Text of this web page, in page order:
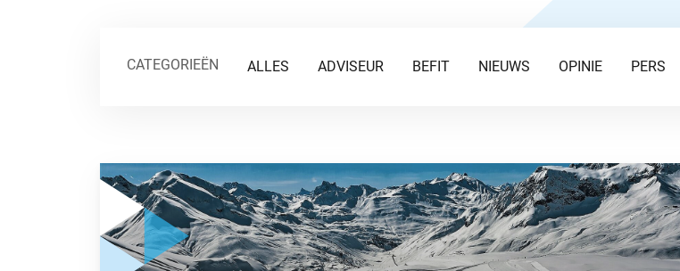
CATEGORIEËN ALLES ADVISEUR BEFIT NIEUWS OPINIE PERS
GA NAAR “SAFETY FIRST: WINTERSPORT CHECKLIST”